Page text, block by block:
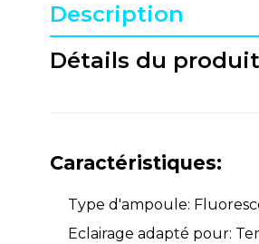
Description
Détails du produit
Caractéristiques:
Type d'ampoule:
Eclairage adapté pour: